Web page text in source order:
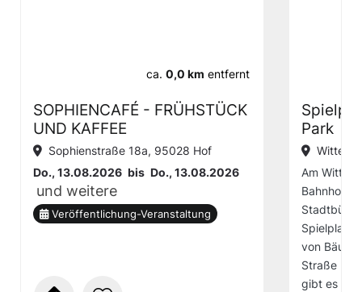
ca. 0,0 km entfernt
SOPHIENCAFÉ - FRÜHSTÜCK
UND KAFFEE
Sophienstraße 18a, 95028 Hof
Do., 13.08.2026 bis Do., 13.08.2026
und weitere
Veröffentlichung-Veranstaltung
Park
Am
Spielplatz
von
Straße
gibt es ein